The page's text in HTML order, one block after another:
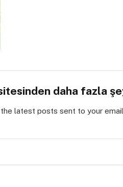
daha fazla
latest posts sent to your